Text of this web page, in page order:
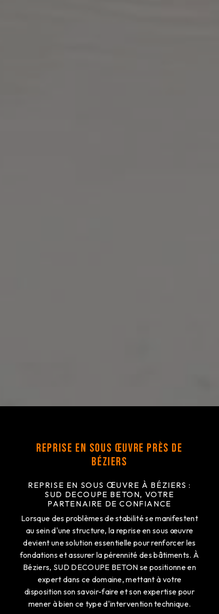
Reprise en sous œuvre près de
Béziers
REPRISE EN SOUS ŒUVRE À BÉZIERS :
SUD DECOUPE BETON, VOTRE
PARTENAIRE DE CONFIANCE
Lorsque des problèmes de stabilité se manifestent
au sein d'une structure, la reprise en sous œuvre
devient une solution essentielle pour renforcer les
fondations et assurer la pérennité des bâtiments. À
Béziers, SUD DECOUPE BETON se positionne en
expert dans ce domaine, mettant à votre
disposition son savoir-faire et son expertise pour
mener à bien ce type d'intervention technique.